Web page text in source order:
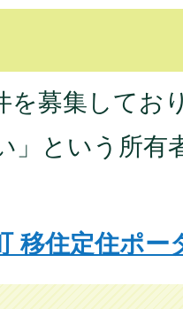
を募集してお
」という所有
移住定住ポー